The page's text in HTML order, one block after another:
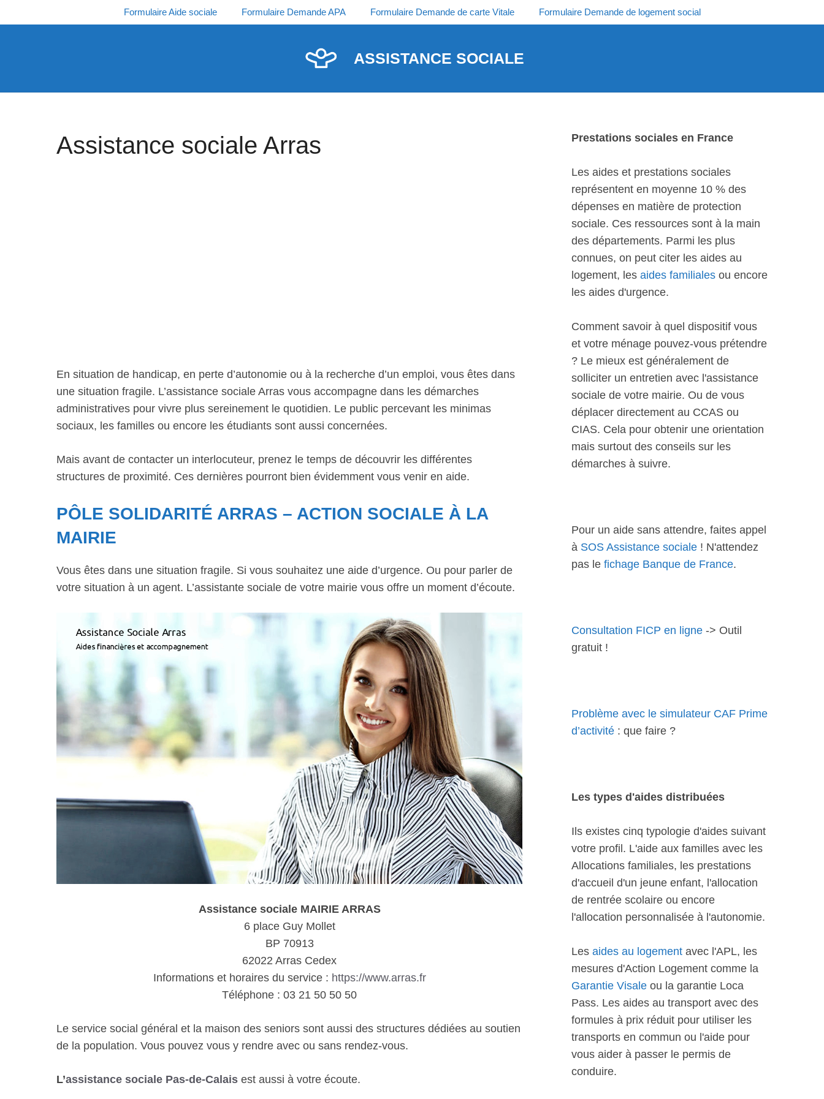
au
Formulaire Aide sociale Formulaire Demande APA Formulaire Demande de carte Vitale Formulaire Demande de logement social
ASSISTANCE SOCIALE
Assistance sociale Arras
En situation de handicap, en perte d’autonomie ou à la recherche d’un emploi, vous êtes dans
une situation fragile. L’assistance sociale Arras vous accompagne dans les démarches
administratives pour vivre plus sereinement le quotidien. Le public percevant les minimas
sociaux, les familles ou encore les étudiants sont aussi concernées.
Mais avant de contacter un interlocuteur, prenez le temps de découvrir les différentes
structures de proximité. Ces dernières pourront bien évidemment vous venir en aide.
PÔLE SOLIDARITÉ ARRAS – ACTION SOCIALE À LA
MAIRIE
Vous êtes dans une situation fragile. Si vous souhaitez une aide d’urgence. Ou pour parler de
votre situation à un agent. L’assistante sociale de votre mairie vous offre un moment d’écoute.
Assistance sociale MAIRIE ARRAS
6 place Guy Mollet
BP 70913
62022 Arras Cedex
Informations et horaires du service : https://www.arras.fr
Téléphone : 03 21 50 50 50
Le service social général et la maison des seniors sont aussi des structures dédiées au soutien
de la population. Vous pouvez vous y rendre avec ou sans rendez-vous.
L’assistance sociale Pas-de-Calais est aussi à votre écoute.
Prestations sociales en France
Les aides et prestations sociales
représentent en moyenne 10 % des
dépenses en matière de protection
sociale. Ces ressources sont à la main
des départements. Parmi les plus
connues, on peut citer les aides au
logement, les aides familiales ou encore
les aides d'urgence.
Comment savoir à quel dispositif vous
et votre ménage pouvez-vous prétendre
? Le mieux est généralement de
solliciter un entretien avec l'assistance
sociale de votre mairie. Ou de vous
déplacer directement au CCAS ou
CIAS. Cela pour obtenir une orientation
mais surtout des conseils sur les
démarches à suivre.
Pour un aide sans attendre, faites appel
à SOS Assistance sociale ! N'attendez
pas le fichage Banque de France.
Consultation FICP en ligne -> Outil
gratuit !
Problème avec le simulateur CAF Prime
d’activité : que faire ?
Les types d'aides distribuées
Ils existes cinq typologie d'aides suivant
votre profil. L'aide aux familles avec les
Allocations familiales, les prestations
d'accueil d'un jeune enfant, l'allocation
de rentrée scolaire ou encore
l'allocation personnalisée à l'autonomie.
Les aides au logement avec l'APL, les
mesures d'Action Logement comme la
Garantie Visale ou la garantie Loca
Pass. Les aides au transport avec des
formules à prix réduit pour utiliser les
transports en commun ou l'aide pour
vous aider à passer le permis de
conduire.